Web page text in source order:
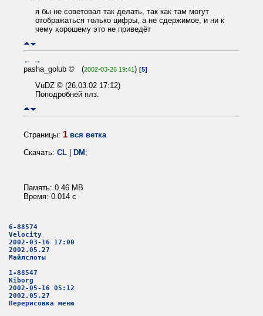
я бы не советовал так делать, так как там могут
отображаться только цифры, а не сдержимое, и ни к
чему хорошему это не приведёт
← →
pasha_golub © (2002-03-26 19:41) [5]
VuDZ © (26.03.02 17:12)
Поподробней плз.
Страницы: 1 вся ветка
Скачать: CL | DM;
Память: 0.46 MB
Время: 0.014 c
6-88574
Velocity
2002-03-16 17:00
2002.05.27
Майлслоты
1-88547
Kiborg
2002-05-16 05:12
2002.05.27
Перерисовка меню